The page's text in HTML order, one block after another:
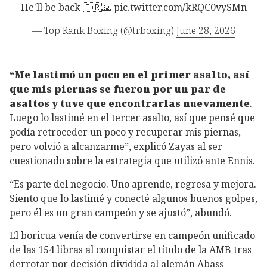
He'll be back 🇵🇷🙏 pic.twitter.com/kRQC0vySMn
— Top Rank Boxing (@trboxing) June 28, 2026
“Me lastimó un poco en el primer asalto, así
que mis piernas se fueron por un par de
asaltos y tuve que encontrarlas nuevamente.
Luego lo lastimé en el tercer asalto, así que pensé que
podía retroceder un poco y recuperar mis piernas,
pero volvió a alcanzarme”, explicó Zayas al ser
cuestionado sobre la estrategia que utilizó ante Ennis.
“Es parte del negocio. Uno aprende, regresa y mejora.
Siento que lo lastimé y conecté algunos buenos golpes,
pero él es un gran campeón y se ajustó”, abundó.
El boricua venía de convertirse en campeón unificado
de las 154 libras al conquistar el título de la AMB tras
derrotar por decisión dividida al alemán Abass